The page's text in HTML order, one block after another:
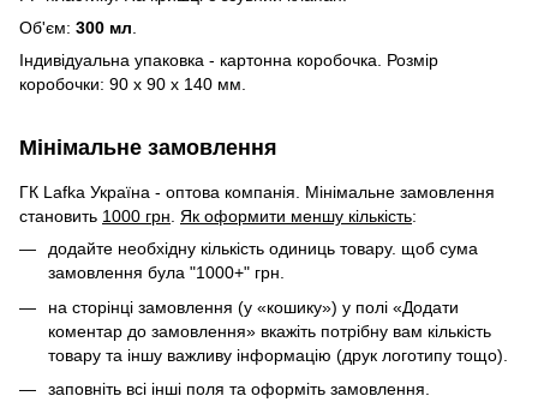
Об'єм: 300 мл.
Індивідуальна упаковка - картонна коробочка. Розмір
коробочки: 90 x 90 x 140 мм.
Мінімальне замовлення
ГК Lafka Україна - оптова компанія. Мінімальне замовлення
становить 1000 грн. Як оформити меншу кількість:
додайте необхідну кількість одиниць товару. щоб сума
замовлення була "1000+" грн.
на сторінці замовлення (у «кошику») у полі «Додати
коментар до замовлення» вкажіть потрібну вам кількість
товару та іншу важливу інформацію (друк логотипу тощо).
заповніть всі інші поля та оформіть замовлення.